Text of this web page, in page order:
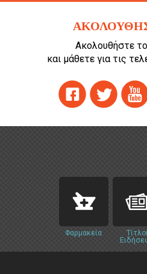
Ακολουθήστε
και μάθετε για τις
Φαρμακεία
Τίτλοι